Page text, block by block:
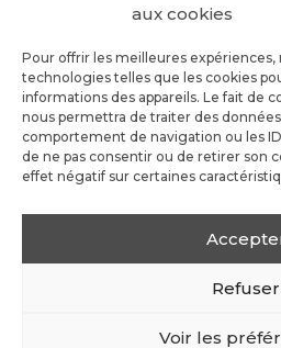
aux cookies
Pour offrir les meilleures expériences,
technologies telles que les cookies
informations des appareils. Le fait de
nous permettra de traiter des
comportement de navigation ou les
de ne pas consentir ou de retirer son
effet négatif sur certaines
Refuser
Voir les